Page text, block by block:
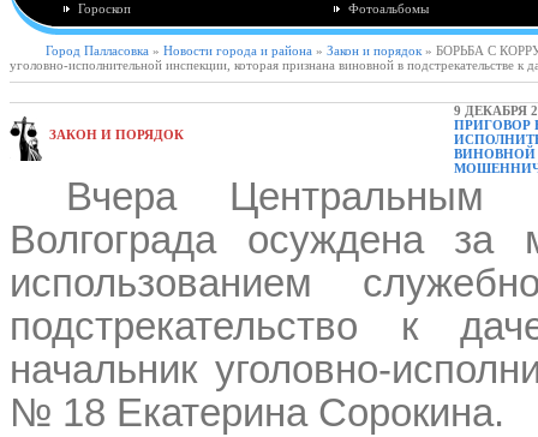
Гороскоп
Фотоальбомы
Город Палласовка » Новости города и района » Закон и порядок » БОРЬБА С
уголовно-исполнительной инспекции, которая признана виновной в подстрекательстве к
ЗАКОН И ПОРЯДОК
9 ДЕКАБРЯ
ПРИГОВОР
ВИНОВНОЙ
Вчера Центральным
Волгограда осуждена за
использованием
подстрекательство к
начальник уголовно-
№ 18 Екатерина Сорокина.